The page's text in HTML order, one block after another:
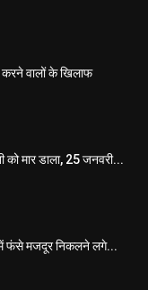
करने वालों के खिलाफ
मार डाला, 25 जनवरी...
फंसे मजदूर निकलने लगे...